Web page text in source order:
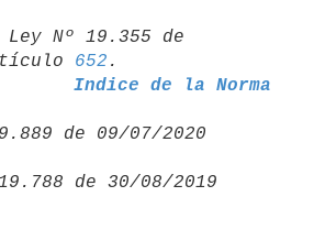
Ley Nº 19.355 de
652
Indice de la Norma
de 09/07/2020